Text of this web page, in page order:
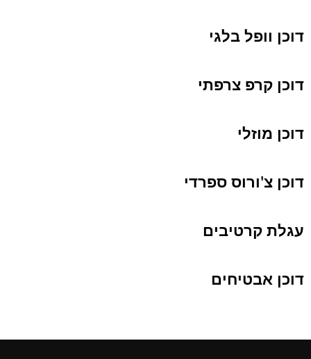
דוכן וופל בלגי
דוכן קרפ צרפתי
דוכן מוזלי
דוכן צ'ורוס ספרדי
עגלת קרטיבים
דוכן אבטיחים